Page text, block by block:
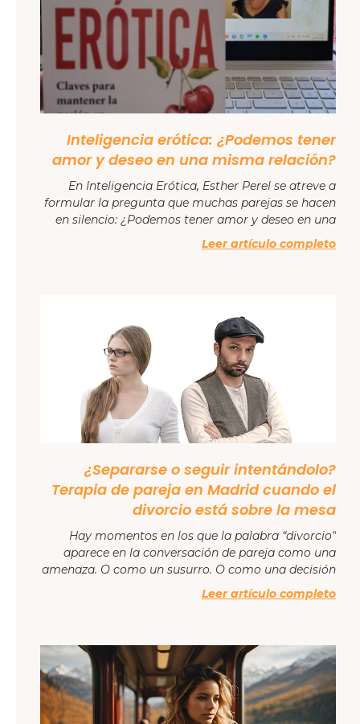
Inteligencia erótica: ¿Podemos tener
amor y deseo en una misma relación?
En Inteligencia Erótica, Esther Perel se atreve a
formular la pregunta que muchas parejas se hacen
en silencio: ¿Podemos tener amor y deseo en una
Leer artículo completo
¿Separarse o seguir intentándolo?
Terapia de pareja en Madrid cuando el
divorcio está sobre la mesa
Hay momentos en los que la palabra “divorcio”
aparece en la conversación de pareja como una
amenaza. O como un susurro. O como una decisión
Leer artículo completo